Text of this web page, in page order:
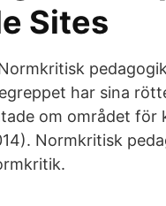
Sites
har sina
om området för
Normkritisk